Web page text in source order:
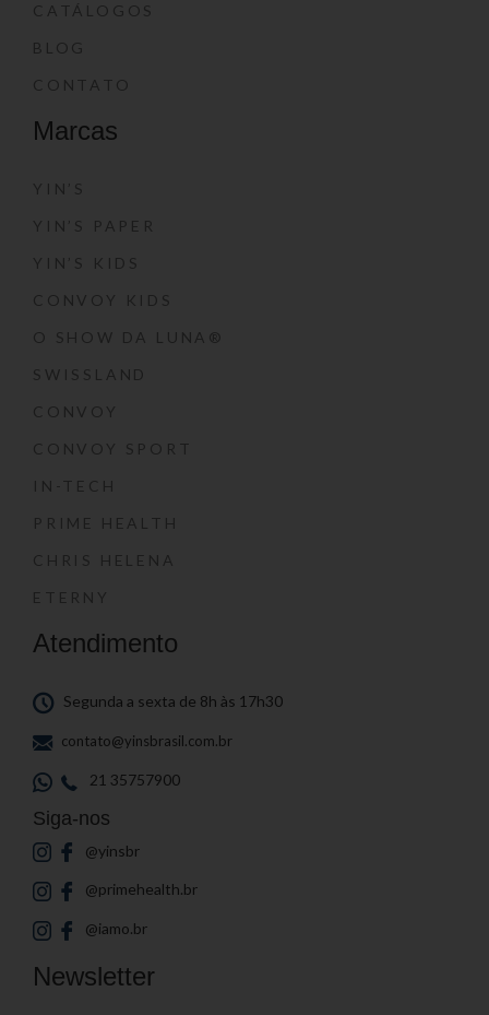
CATÁLOGOS
BLOG
CONTATO
Marcas
YIN’S
YIN’S PAPER
YIN’S KIDS
CONVOY KIDS
O SHOW DA LUNA®
SWISSLAND
CONVOY
CONVOY SPORT
IN-TECH
PRIME HEALTH
CHRIS HELENA
ETERNY
Atendimento
Segunda a sexta de 8h às 17h30
contato@yinsbrasil.com.br
21 35757900
Siga-nos
@yinsbr
@primehealth.br
@iamo.br
Newsletter